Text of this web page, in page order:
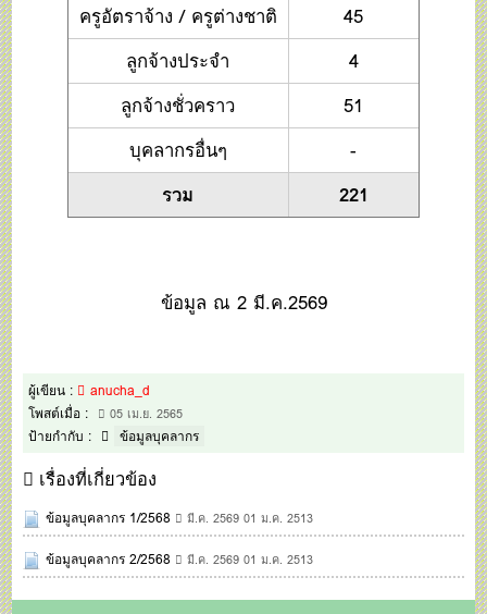
ครูอัตราจ้าง / ครูต่างชาติ
45
ลูกจ้างประจำ
4
ลูกจ้างชั่วคราว
51
บุคลากรอื่นๆ
-
รวม
221
ข้อมูล ณ 2 มี.ค.2569
ผู้เขียน :
anucha_d
โพสต์เมื่อ :
05 เม.ย. 2565
ป้ายกำกับ : ข้อมูลบุคลากร
เรื่องที่เกี่ยวข้อง
ข้อมูลบุคลากร 1/2568 มี.ค. 2569 01 ม.ค. 2513
ข้อมูลบุคลากร 2/2568 มี.ค. 2569 01 ม.ค. 2513